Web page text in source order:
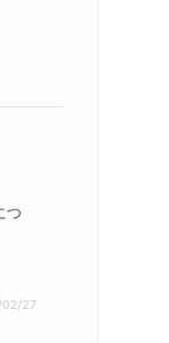
つ
27